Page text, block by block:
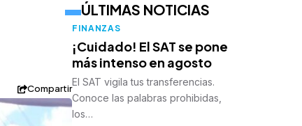
Compartir
ÚLTIMAS NOTICIAS
FINANZAS
¡Cuidado! El SAT se pone
más intenso en agosto
El SAT vigila tus transferencias.
Conoce las palabras prohibidas,
los…